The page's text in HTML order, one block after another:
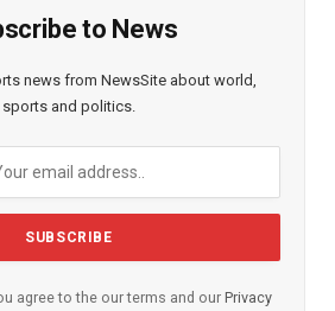
to News
news from NewsSite about world,
sports and politics.
agree to the our terms and our Privacy